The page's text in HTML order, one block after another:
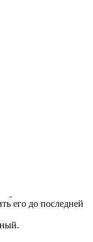
его до последней